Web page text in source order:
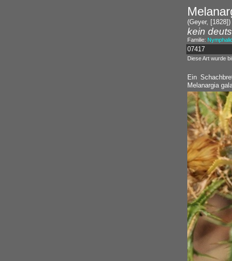
(Geyer, [1828])
kein
Familie:
07417
Diese Art wurde
Ein
Melanargia